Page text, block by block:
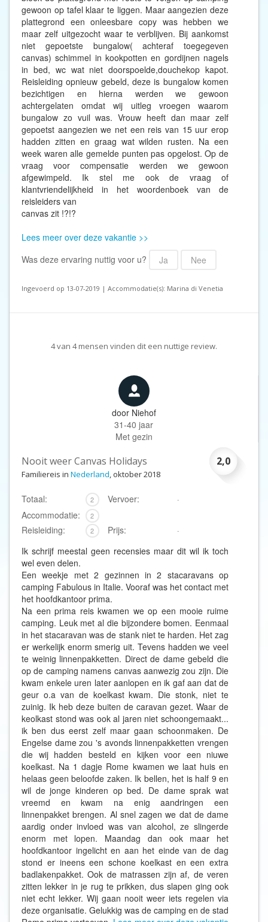
gewoon op tafel klaar te liggen. Maar aangezien deze
plattegrond een onleesbare copy was hebben we
maar zelf uitgezocht waar te verblijven. Bij aankomst
niet gepoetste bungalow( achteraf toegegeven
canvas) schimmel in kookpotten en gordijnen nagels
in bed, wc wat niet doorspoelde,douchekop kapot.
Reisleiding opnieuw gebeld, deze is bungalow komen
bezichtigen en hierna werden we gewoon
achtergelaten omdat wij uitleg vroegen waarom
bungalow zo vuil was. Vrouw heeft dan maar zelf
gepoetst aangezien we net een reis van 15 uur erop
hadden zitten en graag wat wilden rusten. Na een
week waren alle gemelde punten pas opgelost. Op de
vraag voor compensatie werden we gewoon
afgewimpeld. Ik stel me ook de vraag of
klantvriendelijkheid in het woordenboek van de
reisleiders van
canvas zit !?!?
Lees meer over deze vakantie >>
Was deze ervaring nuttig voor u?
Ja Nee
Ingevoerd op 13-07-2019 | Accommodatie(s): Marina di Venetia
4van 4mensen vinden dit een nuttige review.
door Niehof
31-40 jaar
Met gezin
2,0
Nooit weer Canvas Holidays
Familiereis in Nederland, oktober 2018
Totaal: 2 Vervoer: -
Accommodatie: 2
Reisleiding: 2 Prijs: -
Ik schrijf meestal geen recensies maar dit wil ik toch
wel even delen.
Een weekje met 2 gezinnen in 2 stacaravans op
camping Fabulous in Italie. Vooraf was het contact met
het hoofdkantoor prima.
Na een prima reis kwamen we op een mooie ruime
camping. Leuk met al die bijzondere bomen. Eenmaal
in het stacaravan was de stank niet te harden. Het zag
er werkelijk enorm smerig uit. Tevens hadden we veel
te weinig linnenpakketten. Direct de dame gebeld die
op de camping namens canvas aanwezig zou zijn. Die
kwam enkele uren later aanlopen en ik gaf aan dat de
geur o.a van de koelkast kwam. Die stonk, niet te
zuinig. Ik heb deze buiten de caravan gezet. Waar de
keolkast stond was ook al jaren niet schoongemaakt...
ik ben dus eerst zelf maar gaan schoonmaken. De
Engelse dame zou 's avonds linnenpakketten vrengen
die wij hadden besteld en kijken voor een niuwe
koelkast. Na 1 dagje Rome kwamen we laat huis en
helaas geen beloofde zaken. Ik bellen, het is half 9 en
wil de jonge kinderen op bed. De dame sprak wat
vreemd en kwam na enig aandringen een
linnenpakket brengen. Al snel zagen we dat de dame
aardig onder invloed was van alcohol, ze slingerde
enorm met lopen. Maandag dan ook maar het
hoofdkantoor ingelicht en aan het einde van de dag
stond er ineens een schone koelkast en een extra
badlakenpakket. Ook de matrassen zijn af, de veren
zitten lekker in je rug te prikken, dus slapen ging ook
niet echt lekker. Wij gaan nooit weer iets regelen via
deze organisatie. Gelukkig was de camping en de stad